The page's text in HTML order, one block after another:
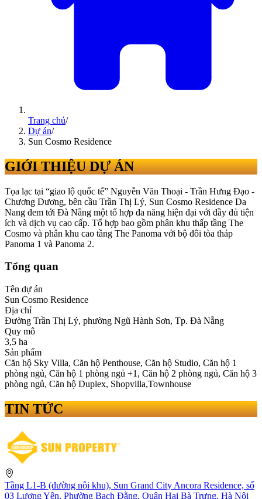
Trang chủ/
Dự án/
Sun Cosmo Residence
GIỚI THIỆU DỰ ÁN
Tọa lạc tại “giao lộ quốc tế” Nguyễn Văn Thoại - Trần Hưng Đạo -
Chương Dương, bên cầu Trần Thị Lý, Sun Cosmo Residence Da
Nang đem tới Đà Nẵng một tổ hợp đa năng hiện đại với đầy đủ tiện
ích và dịch vụ cao cấp. Tổ hợp bao gồm phân khu thấp tầng The
Cosmo và phân khu cao tầng The Panoma với bộ đôi tòa tháp
Panoma 1 và Panoma 2.
Tổng quan
Tên dự án
Sun Cosmo Residence
Địa chỉ
Đường Trần Thị Lý, phường Ngũ Hành Sơn, Tp. Đà Nẵng
Quy mô
3,5 ha
Sản phẩm
Căn hộ Sky Villa, Căn hộ Penthouse, Căn hộ Studio, Căn hộ 1
phòng ngủ, Căn hộ 1 phòng ngủ +1, Căn hộ 2 phòng ngủ, Căn hộ 3
phòng ngủ, Căn hộ Duplex, Shopvilla,Townhouse
TIN TỨC
Tầng L1-B (đường nội khu), Sun Grand City Ancora Residence, số
03 Lương Yên, Phường Bạch Đằng, Quận Hai Bà Trưng, Hà Nội